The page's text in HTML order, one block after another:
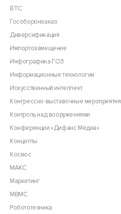
ВТС
Гособоронзаказ
Диверсификация
Импортозамещение
Инфографика ГОЗ
Информационные технологии
Искусственный интеллект
Конгрессно-выставочные мероприятия
Контроль над вооружениями
Конференции «Дифанс Медиа»
Концепты
Космос
МАКС
Маркетинг
МВМС
Робототехника